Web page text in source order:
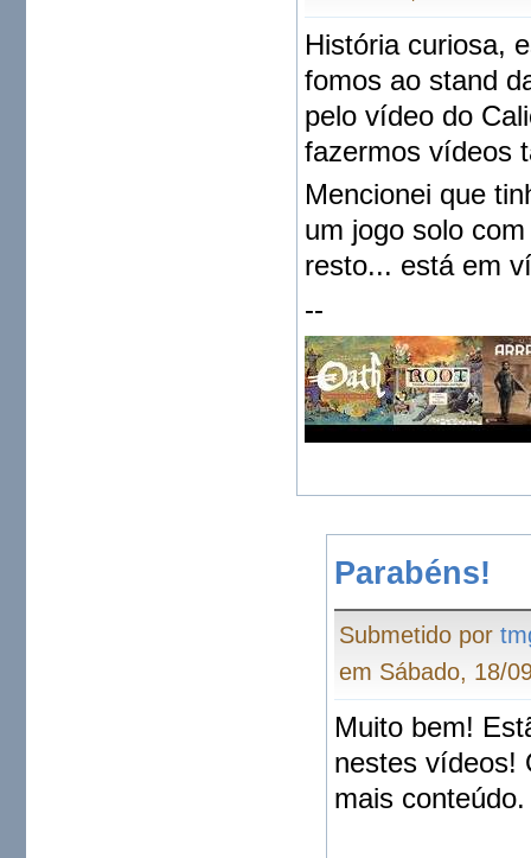
História curiosa,
fomos ao stand
pelo vídeo do
fazermos vídeos
Mencionei que
um jogo solo
resto... está em
--
Parabéns!
Submetido por
em Sábado, 18/
Muito bem!
nestes vídeos!
mais conteúdo.